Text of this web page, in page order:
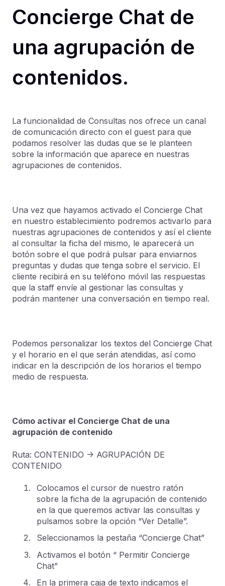
Concierge Chat de
una agrupación de
contenidos.
La funcionalidad de Consultas nos ofrece un canal
de comunicación directo con el guest para que
podamos resolver las dudas que se le planteen
sobre la información que aparece en nuestras
agrupaciones de contenidos.
Una vez que hayamos activado el Concierge Chat
en nuestro establecimiento podremos activarlo para
nuestras agrupaciones de contenidos y así el cliente
al consultar la ficha del mismo, le aparecerá un
botón sobre el que podrá pulsar para enviarnos
preguntas y dudas que tenga sobre el servicio. El
cliente recibirá en su teléfono móvil las respuestas
que la staff envíe al gestionar las consultas y
podrán mantener una conversación en tiempo real.
Podemos personalizar los textos del Concierge Chat
y el horario en el que serán atendidas, así como
indicar en la descripción de los horarios el tiempo
medio de respuesta.
Cómo activar el Concierge Chat de una
agrupación de contenido
Ruta: CONTENIDO -> AGRUPACIÓN DE
CONTENIDO
Colocamos el cursor de nuestro ratón
sobre la ficha de la agrupación de contenido
en la que queremos activar las consultas y
pulsamos sobre la opción “Ver Detalle”.
Seleccionamos la pestaña “Concierge Chat”
Activamos el botón “ Permitir Concierge
Chat”
En la primera caja de texto indicamos el